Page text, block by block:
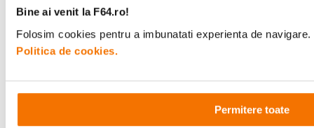
Bine ai venit la F64.ro!
Folosim cookies pentru a imbunatati experienta de
Politica de cookies.
Permitere toate
ghiduri foto-video si oferte pregatite special
pentru tine.
Consultanta
Livrare gratuita
499lei